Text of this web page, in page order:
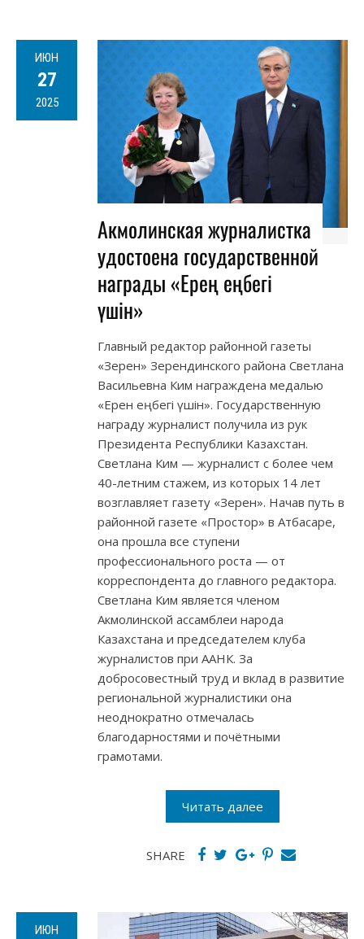
ИЮН
27
2025
Акмолинская журналистка
удостоена государственной
награды «Ерең еңбегі
үшін»
Главный редактор районной газеты
«Зерен» Зерендинского района Светлана
Васильевна Ким награждена медалью
«Ерен еңбегі үшін». Государственную
награду журналист получила из рук
Президента Республики Казахстан.
Светлана Ким — журналист с более чем
40-летним стажем, из которых 14 лет
возглавляет газету «Зерен». Начав путь в
районной газете «Простор» в Атбасаре,
она прошла все ступени
профессионального роста — от
корреспондента до главного редактора.
Светлана Ким является членом
Акмолинской ассамблеи народа
Казахстана и председателем клуба
журналистов при ААНК. За
добросовестный труд и вклад в развитие
региональной журналистики она
неоднократно отмечалась
благодарностями и почётными
грамотами.
Читать далее
SHARE
ИЮН